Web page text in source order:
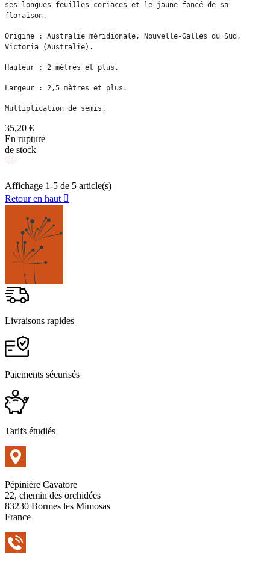
ses longues feuilles coriaces et le jaune foncé de sa
floraison.
Origine : Australie méridionale, Nouvelle-Galles du Sud,
Victoria (Australie).
Hauteur : 2 mètres et plus.
Largeur : 2,5 mètres et plus.
Multiplication de semis.
35,20 €
En rupture
de stock
Affichage 1-5 de 5 article(s)
Retour en haut 
Livraisons rapides
Paiements sécurisés
Tarifs étudiés
Pépinière Cavatore
22, chemin des orchidées
83230 Bormes les Mimosas
France